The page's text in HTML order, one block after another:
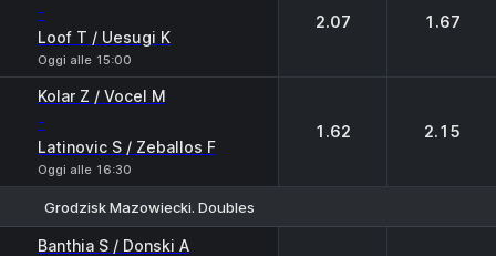
-
Loof T / Uesugi K
Oggi alle 15:00
2.07 1.67
Kolar Z / Vocel M
-
Latinovic S / Zeballos F
Oggi alle 16:30
1.62 2.15
Grodzisk Mazowiecki. Doubles
Banthia S / Donski A